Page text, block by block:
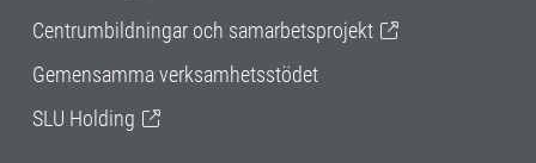
Centrumbildningar och samarbetsprojekt
Gemensamma verksamhetsstödet
SLU Holding